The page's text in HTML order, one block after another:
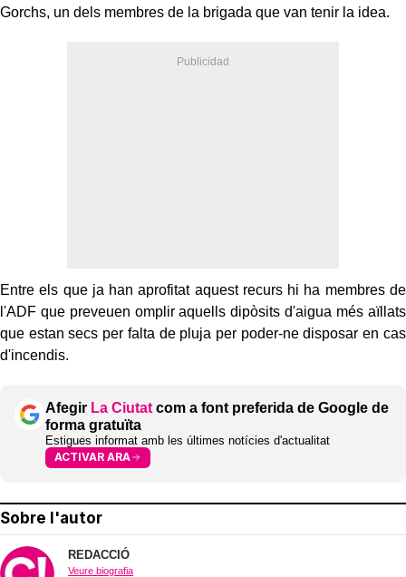
Gorchs, un dels membres de la brigada que van tenir la idea.
Entre els que ja han aprofitat aquest recurs hi ha membres de
l'ADF que preveuen omplir aquells dipòsits d'aigua més aïllats
que estan secs per falta de pluja per poder-ne disposar en cas
d'incendis.
Afegir La Ciutat com a font preferida de Google de
forma gratuïta
Estigues informat amb les últimes notícies d'actualitat
ACTIVAR ARA
Sobre l'autor
REDACCIÓ
Veure biografia